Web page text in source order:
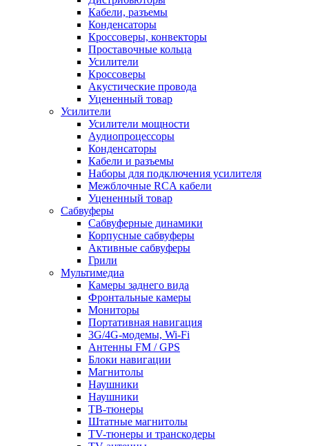
Кабели, разъемы
Конденсаторы
Кроссоверы, конвекторы
Проставочные кольца
Усилители
Кроссоверы
Акустические провода
Уцененный товар
Усилители
Усилители мощности
Аудиопроцессоры
Конденсаторы
Кабели и разъемы
Наборы для подключения усилителя
Межблочные RCA кабели
Уцененный товар
Сабвуферы
Сабвуферные динамики
Корпусные сабвуферы
Активные сабвуферы
Грили
Мультимедиа
Камеры заднего вида
Фронтальные камеры
Мониторы
Портативная навигация
3G/4G-модемы, Wi-Fi
Антенны FM / GPS
Блоки навигации
Магнитолы
Наушники
Наушники
ТВ-тюнеры
Штатные магнитолы
TV-тюнеры и транскодеры